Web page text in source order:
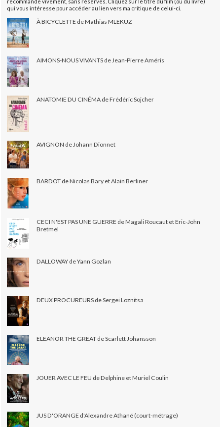
qui vous intéresse pour accéder au lien vers ma critique de celui-ci.
À BICYCLETTE de Mathias MLEKUZ
AIMONS-NOUS VIVANTS de Jean-Pierre Améris
ANATOMIE DU CINÉMA de Frédéric Sojcher
AVIGNON de Johann Dionnet
BARDOT de Nicolas Bary et Alain Berliner
CECI N'EST PAS UNE GUERRE de Magali Roucaut et Eric-John
Bretmel
DALLOWAY de Yann Gozlan
DEUX PROCUREURS de Sergei Loznitsa
ELEANOR THE GREAT de Scarlett Johansson
JOUER AVEC LE FEU de Delphine et Muriel Coulin
JUS D'ORANGE d'Alexandre Athané (court-métrage)